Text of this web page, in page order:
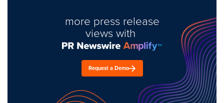
more press release
views with
Request a Demo